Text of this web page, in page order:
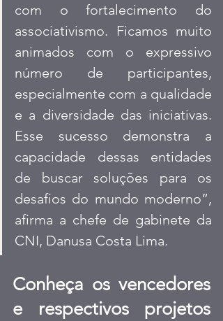
com o fortalecimento do
associativismo. Ficamos muito
animados com o expressivo
número de participantes,
especialmente com a qualidade
e a diversidade das iniciativas.
Esse sucesso demonstra a
capacidade dessas entidades
de buscar soluções para os
desafios do mundo moderno”,
afirma a chefe de gabinete da
CNI, Danusa Costa Lima.
Conheça os vencedores
e respectivos projetos